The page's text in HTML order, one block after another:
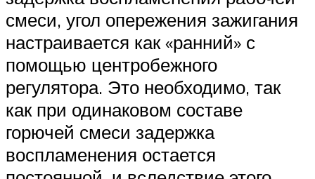
смеси, угол опережения зажигания
настраивается как «ранний» с
помощью центробежного
регулятора. Это необходимо, так
как при одинаковом составе
горючей смеси задержка
воспламенения остается